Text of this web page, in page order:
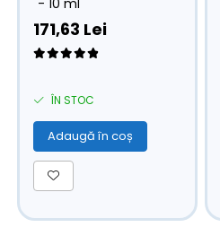
171,63 Lei
ÎN STOC
Adaugă în coș